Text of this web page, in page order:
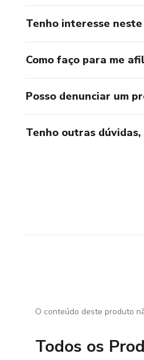
Tenho interesse
Como faço para me
Posso denunciar um
Tenho outras
O conteúdo deste produto
Todos os